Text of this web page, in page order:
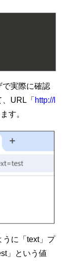
で実際に確認
URL「 http://l
す。
うに「text」プ
」という値